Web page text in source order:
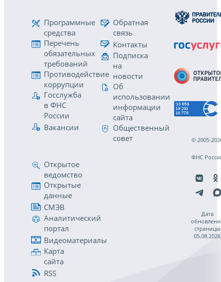
Программные
средства
Перечень
обязательных
требований
Противодействие
коррупции
Госслужба
в ФНС
России
Вакансии
Обратная
связь
Контакты
Подписка
на
новости
Об
использовании
информации
сайта
Общественный
совет
Открытое
ведомство
Открытые
данные
СМЭВ
Аналитический
портал
Видеоматериалы
Карта
сайта
RSS
© 2005-
ФНС
Дата
страницы
05.08.2026